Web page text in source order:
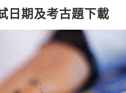
日期及考古題下載